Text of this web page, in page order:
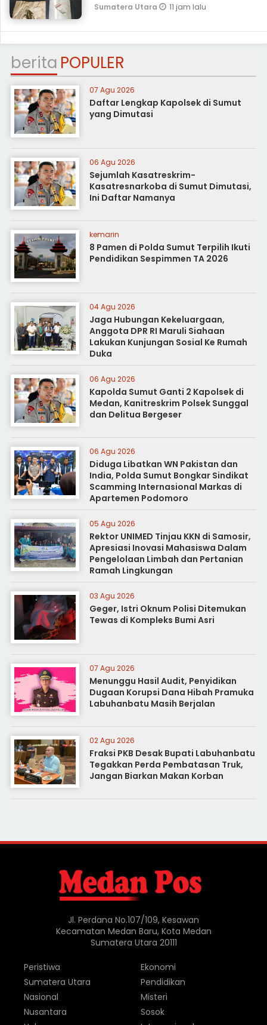
Sumatera Utara 11 jam lalu
berita POPULER
07 Agu 2026
Daftar Lengkap Kapolsek di Sumut
yang Dimutasi
06 Agu 2026
Sejumlah Kasatreskrim-
Kasatresnarkoba di Sumut Dimutasi,
Ini Daftar Namanya
kemarin
8 Pamen di Polda Sumut Terpilih Ikuti
Pendidikan Sespimmen TA 2026
04 Agu 2026
Jaga Hubungan Kekeluargaan,
Anggota DPR RI Maruli Siahaan
Lakukan Kunjungan Sosial Ke Rumah
Duka
06 Agu 2026
Kapolda Sumut Ganti 2 Kapolsek di
Medan, Kanitreskrim Polsek Sunggal
dan Delitua Bergeser
06 Agu 2026
Diduga Libatkan WN Pakistan dan
India, Polda Sumut Bongkar Sindikat
Scamming Internasional Markas di
Apartemen Podomoro
05 Agu 2026
Rektor UNIMED Tinjau KKN di Samosir,
Apresiasi Inovasi Mahasiswa Dalam
Pengelolaan Limbah dan Pertanian
Ramah Lingkungan
03 Agu 2026
Geger, Istri Oknum Polisi Ditemukan
Tewas di Kompleks Bumi Asri
07 Agu 2026
Menunggu Hasil Audit, Penyidikan
Dugaan Korupsi Dana Hibah Pramuka
Labuhanbatu Masih Berjalan
02 Agu 2026
Fraksi PKB Desak Bupati Labuhanbatu
Tegakkan Perda Pembatasan Truk,
Jangan Biarkan Makan Korban
Jl. Perdana No.107/109, Kesawan
Kecamatan Medan Baru, Kota Medan
Sumatera Utara 20111
Peristiwa
Sumatera Utara
Nasional
Nusantara
Ekonomi
Pendidikan
Misteri
Sosok